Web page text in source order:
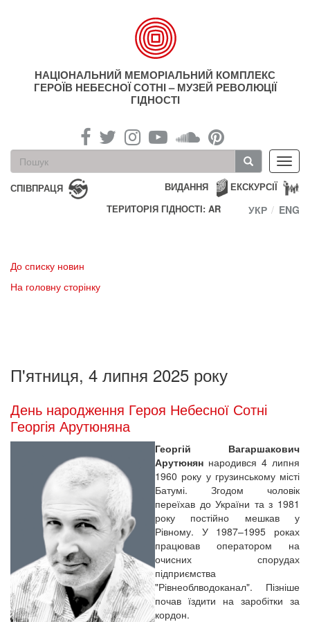
НАЦІОНАЛЬНИЙ МЕМОРІАЛЬНИЙ КОМПЛЕКС
ГЕРОЇВ НЕБЕСНОЇ СОТНІ – МУЗЕЙ РЕВОЛЮЦІЇ
ГІДНОСТІ
Пошукова
форма
Пошук
СПІВПРАЦЯ ЕКСКУРСІЇ
ВИДАННЯ
ТЕРИТОРІЯ ГІДНОСТІ: AR
УКР ENG
До списку новин
На головну сторінку
П'ятниця, 4 липня 2025 року
День народження Героя Небесної Сотні
Георгія Арутюняна
Георгій Вагаршакович
Арутюнян народився 4 липня
1960 року у грузинському місті
Батумі. Згодом чоловік
переїхав до України та з 1981
року постійно мешкав у
Рівному. У 1987–1995 роках
працював оператором на
очисних спорудах
підприємства
"Рівнеоблводоканал". Пізніше
почав їздити на заробітки за
кордон.